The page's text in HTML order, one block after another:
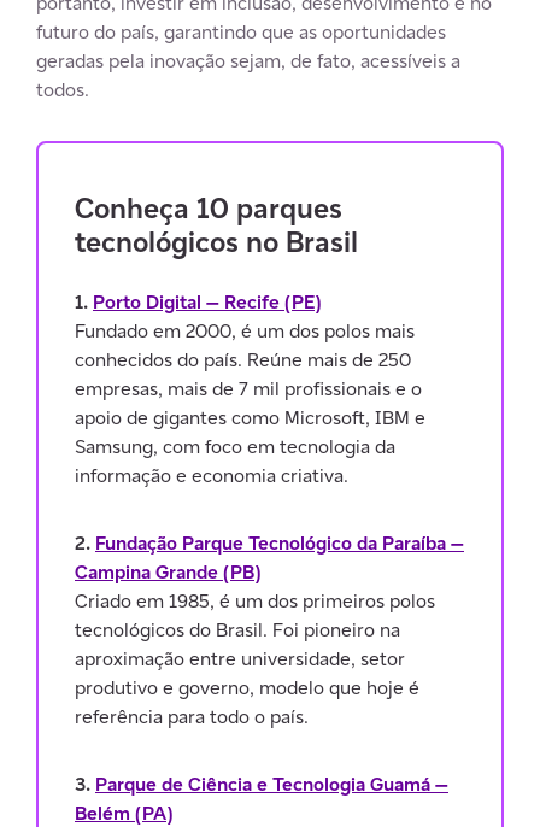
futuro do país, garantindo que as oportunidades
geradas pela inovação sejam, de fato, acessíveis a
todos.
Conheça 10 parques
tecnológicos no Brasil
1. Porto Digital — Recife (PE)
Fundado em 2000, é um dos polos mais
conhecidos do país. Reúne mais de 250
empresas, mais de 7 mil profissionais e o
apoio de gigantes como Microsoft, IBM e
Samsung, com foco em tecnologia da
informação e economia criativa.
2. Fundação Parque Tecnológico da Paraíba —
Campina Grande (PB)
Criado em 1985, é um dos primeiros polos
tecnológicos do Brasil. Foi pioneiro na
aproximação entre universidade, setor
produtivo e governo, modelo que hoje é
referência para todo o país.
3. Parque de Ciência e Tecnologia Guamá —
Belém (PA)